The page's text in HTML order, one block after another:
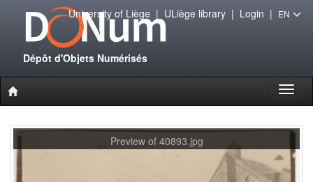
Dépôt d'Objets Numérisés
University of Liège| ULiège library| Login | EN
Preview of 40893.jpg